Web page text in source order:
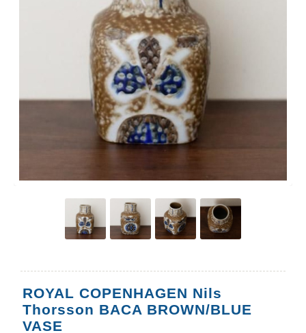
ROYAL COPENHAGEN Nils
Thorsson BACA BROWN/BLUE
VASE